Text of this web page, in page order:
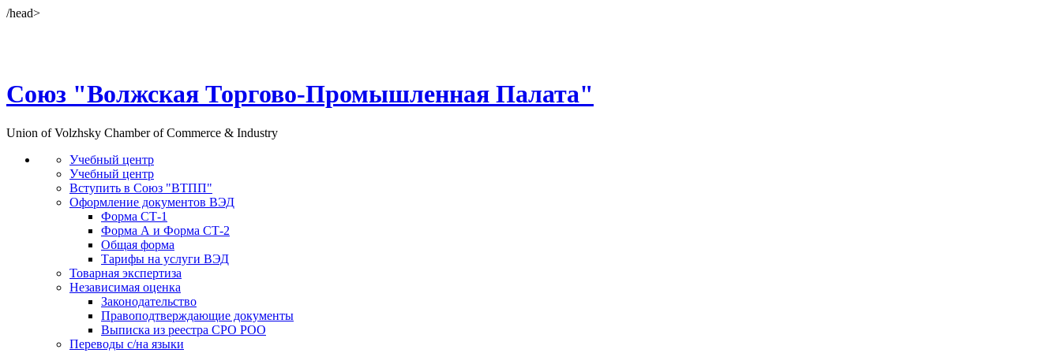
/head>
Союз "Волжская Торгово-Промышленная Палата"
Union of Volzhsky Chamber of Commerce & Industry
Учебный центр
Учебный центр
Вступить в Союз "ВТПП"
Оформление документов ВЭД
Форма СТ-1
Форма А и Форма СТ-2
Общая форма
Тарифы на услуги ВЭД
Товарная экспертиза
Независимая оценка
Законодательство
Правоподтверждающие документы
Выписка из реестра СРО РОО
Переводы с/на языки